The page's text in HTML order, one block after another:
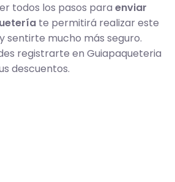
todos los pasos para enviar
te permitirá realizar este
sentirte mucho más seguro.
registrarte en Guiapaqueteria
descuentos.